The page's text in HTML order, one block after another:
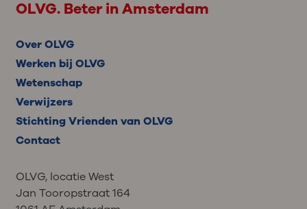
OLVG. Beter in Amsterdam
Over OLVG
Werken bij OLVG
Wetenschap
Verwijzers
Stichting Vrienden van OLVG
Contact
OLVG, locatie West
Jan Tooropstraat 164